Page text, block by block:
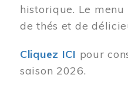
historique. Le
de thés et de
Cliquez ICI pour
saison 2026.